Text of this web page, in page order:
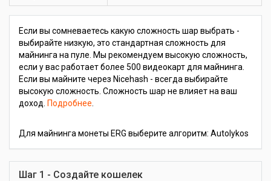
Если вы сомневаетесь какую сложность шар выбрать -
выбирайте низкую, это стандартная сложность для
майнинга на пуле. Мы рекомендуем высокую сложность,
если у вас работает более 500 видеокарт для майнинга.
Если вы майните через Nicehash - всегда выбирайте
высокую сложность. Сложность шар не влияет на ваш
доход. Подробнее
Для майнинга монеты ERG выберите алгоритм: Autolykos
Шаг 1 - Создайте кошелек